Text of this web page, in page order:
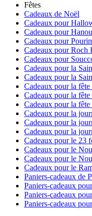
Fêtes
Cadeaux de Noël
Cadeaux pour
Cadeaux pour
Cadeaux pour
Cadeaux pour Roch
Cadeaux pour
Cadeaux pour la
Cadeaux pour la
Cadeaux pour la fête
Cadeaux pour la fête
Cadeaux pour la fête
Cadeaux pour la
Cadeaux pour la
Cadeaux pour la
Cadeaux pour le 23
Cadeaux pour le
Cadeaux pour le
Cadeaux pour le
Paniers-cadeaux de
Paniers-cadeaux
Paniers-cadeaux
Paniers-cadeaux